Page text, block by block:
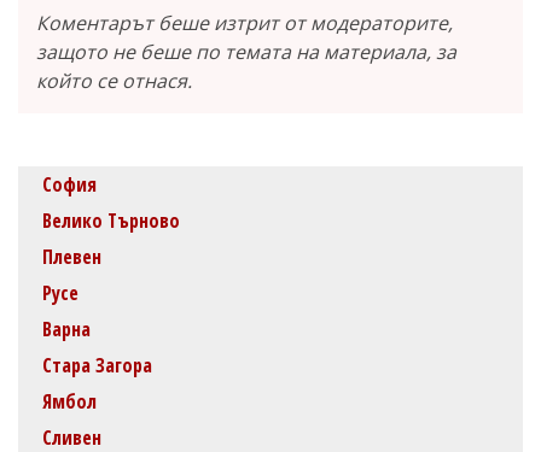
Коментарът беше изтрит от модераторите,
защото не беше по темата на материала, за
който се отнася.
София
Велико Търново
Плевен
Русе
Варна
Стара Загора
Ямбол
Сливен